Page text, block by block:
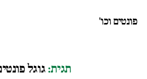
פונטים וכו'
תגית:גוגל